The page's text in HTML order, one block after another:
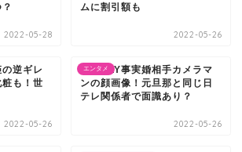
2022-05-28
ムに割引額も
2022-05-26
逆ギレ
も！世
2022-05-26
エンタメ
SHELLY事実婚相手カメラマ
ンの顔画像！元旦那と同じ日
テレ関係者で面識あり？
2022-05-26